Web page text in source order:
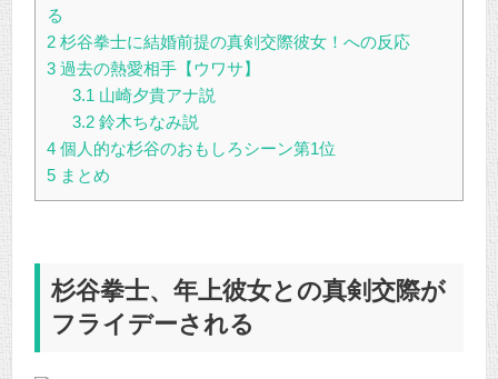
る
2 杉谷拳士に結婚前提の真剣交際彼女！への反応
3 過去の熱愛相手【ウワサ】
3.1 山崎夕貴アナ説
3.2鈴木ちなみ説
4 個人的な杉谷のおもしろシーン第1位
5 まとめ
杉谷拳士、年上彼女との真剣交際が
フライデーされる